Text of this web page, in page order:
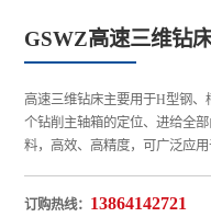
GSWZ高速三维钻
高速三维钻床主要用于H型钢
个钻削主轴箱的定位、进给全
料，高效、高精度，可广泛应
订购热线： 13864142721